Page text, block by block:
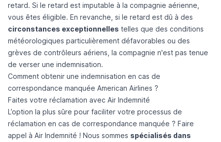
retard. Si le retard est imputable à la compagnie aérienne,
vous êtes éligible. En revanche, si le retard est dû à des
circonstances exceptionnelles telles que des conditions
météorologiques particulièrement défavorables ou des
grèves de contrôleurs aériens, la compagnie n'est pas tenue
de verser une indemnisation.
Comment obtenir une indemnisation en cas de
correspondance manquée American Airlines ?
Faites votre réclamation avec Air Indemnité
L’option la plus sûre pour faciliter votre processus de
réclamation en cas de correspondance manquée ? Faire
appel à Air Indemnité ! Nous sommes spécialisés dans